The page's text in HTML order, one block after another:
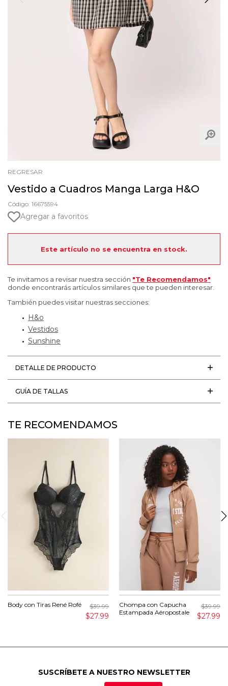
REGRESAR
Vestido a Cuadros Manga Larga H&O
Código: 16675594
Agregar a favoritos
Este artículo no se encuentra en stock.
Te invitamos a revisar nuestra sección "Te Recomendamos"
donde encontrarás artículos similares que te pueden interesar.
También puedes visitar nuestras secciones:
H&o
Vestidos
Sunshine
DETALLE DE PRODUCTO
GUÍA DE TALLAS
TE RECOMENDAMOS
Body con Tiras René Rofé $39.99
$27.99
Chompa con Capucha
Estampada Aéropostale
$39.99
$27.99
SUSCRÍBETE A NUESTRO NEWSLETTER